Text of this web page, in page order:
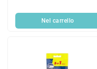
Nel carrello